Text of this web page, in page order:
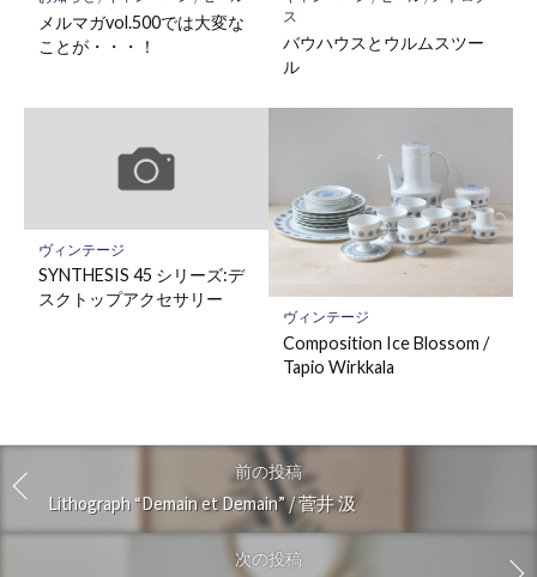
メルマガvol.500では大変な
ことが・・・！
ス
バウハウスとウルムスツー
ル
ヴィンテージ
SYNTHESIS 45 シリーズ:デ
スクトップアクセサリー
ヴィンテージ
Composition Ice Blossom /
Tapio Wirkkala
前の投稿
Lithograph “Demain et Demain” / 菅井 汲
次の投稿